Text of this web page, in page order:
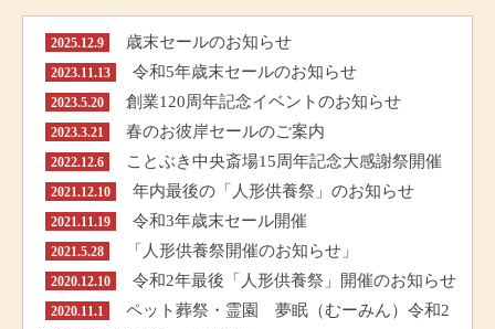
2025.12.9 歳末セールのお知らせ
2023.11.13 令和5年歳末セールのお知らせ
2023.5.20 創業120周年記念イベントのお知らせ
2023.3.21 春のお彼岸セールのご案内
2022.12.6 ことぶき中央斎場15周年記念大感謝祭開催
2021.12.10 年内最後の「人形供養祭」のお知らせ
2021.11.19 令和3年歳末セール開催
2021.5.28 「人形供養祭開催のお知らせ」
2020.12.10 令和2年最後「人形供養祭」開催のお知らせ
2020.11.1
ペット葬祭・霊園 夢眠（むーみん）令和2